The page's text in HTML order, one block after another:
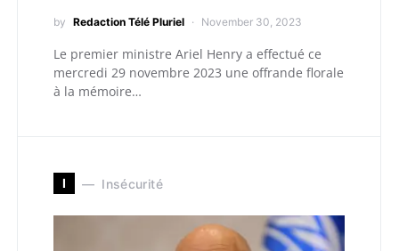
by Redaction Télé Pluriel November 30, 2023
Le premier ministre Ariel Henry a effectué ce
mercredi 29 novembre 2023 une offrande florale
à la mémoire…
I Insécurité